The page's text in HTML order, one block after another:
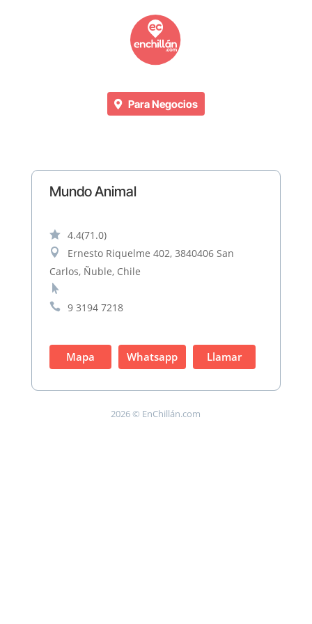
Para Negocios
Mundo Animal
 4.4(71.0)

Ernesto Riquelme 402, 3840406 San
Carlos, Ñuble, Chile


9 3194 7218
Mapa Whatsapp Llamar
2026 © EnChillán.com